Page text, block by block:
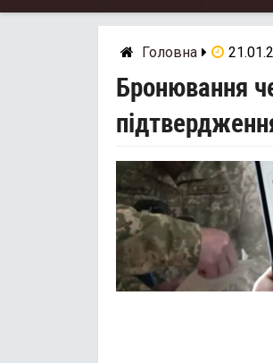
Головна
Бронювання